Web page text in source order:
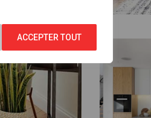
ACCEPTER TOUT